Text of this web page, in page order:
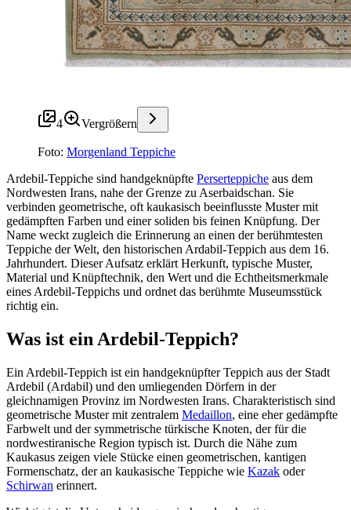
4 Vergrößern
Foto: Morgenland Teppiche
Ardebil-Teppiche sind handgeknüpfte Perserteppiche aus dem
Nordwesten Irans, nahe der Grenze zu Aserbaidschan. Sie
verbinden geometrische, oft kaukasisch beeinflusste Muster mit
gedämpften Farben und einer soliden bis feinen Knüpfung. Der
Name weckt zugleich die Erinnerung an einen der berühmtesten
Teppiche der Welt, den historischen Ardabil-Teppich aus dem 16.
Jahrhundert. Dieser Aufsatz erklärt Herkunft, typische Muster,
Material und Knüpftechnik, den Wert und die Echtheitsmerkmale
eines Ardebil-Teppichs und ordnet das berühmte Museumsstück
richtig ein.
Was ist ein Ardebil-Teppich?
Ein Ardebil-Teppich ist ein handgeknüpfter Teppich aus der Stadt
Ardebil (Ardabil) und den umliegenden Dörfern in der
gleichnamigen Provinz im Nordwesten Irans. Charakteristisch sind
geometrische Muster mit zentralem Medaillon, eine eher gedämpfte
Farbwelt und der symmetrische türkische Knoten, der für die
nordwestiranische Region typisch ist. Durch die Nähe zum
Kaukasus zeigen viele Stücke einen geometrischen, kantigen
Formenschatz, der an kaukasische Teppiche wie Kazak oder
Schirwan erinnert.